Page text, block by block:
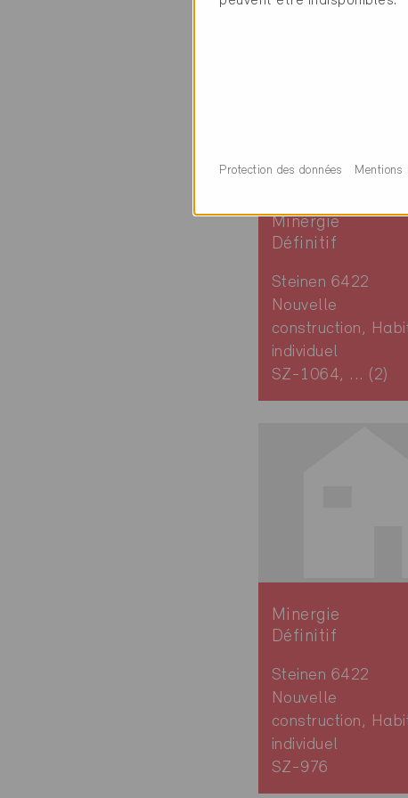
Minergie
Définitif
Steinen 6422
Nouvelle
construction,
individuel
SZ-1064, ... (2)
Minergie
Définitif
Steinen 6422
Nouvelle
construction,
individuel
SZ-976
Protection des données Mentions